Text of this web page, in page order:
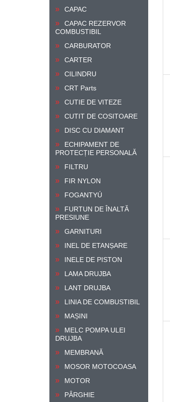
CAPAC
CAPAC REZERVOR
COMBUSTIBIL
CARBURATOR
CARTER
CILINDRU
CRT Parts
CUTIE DE VITEZE
CUTIT DE COSITOARE
DISC CU DIAMANT
ECHIPAMENT DE
PROTECȚIE PERSONALĂ
FILTRU
FIR NYLON
FOGANTYÚ
FURTUN DE ÎNALTĂ
PRESIUNE
GARNITURI
INEL DE ETANȘARE
INELE DE PISTON
LAMA DRUJBA
LANT DRUJBA
LINIA DE COMBUSTIBIL
MAȘINI
MELC POMPA ULEI
DRUJBA
MEMBRANĂ
MOSOR MOTOCOASA
MOTOR
PÂRGHIE